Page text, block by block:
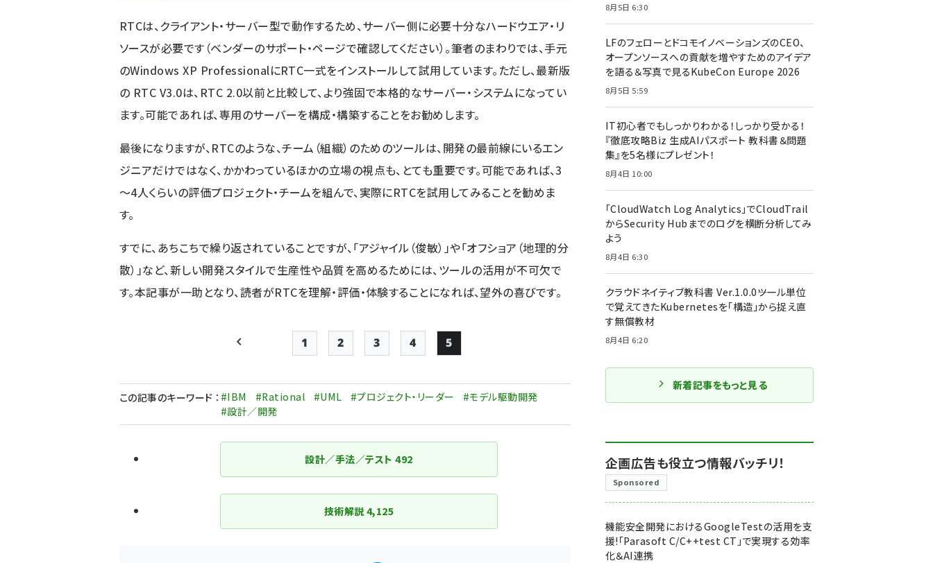
RTCは、クライアント・サーバー型で動作するため、サーバー側に必要十分なハードウエア・リ
ソースが必要です（ベンダーのサポート・ページで確認してください）。筆者のまわりでは、手元
のWindows XP ProfessionalにRTC一式をインストールして試用しています。ただし、最新版
の RTC V3.0は、RTC 2.0以前と比較して、より強固で本格的なサーバー・システムになってい
ます。可能であれば、専用のサーバーを構成・構築することをお勧めします。
最後になりますが、RTCのような、チーム（組織）のためのツールは、開発の最前線にいるエン
ジニアだけではなく、かかわっているほかの立場の視点も、とても重要です。可能であれば、3
～4人くらいの評価プロジェクト・チームを組んで、実際にRTCを試用してみることを勧めま
す。
すでに、あちこちで繰り返されていることですが、「アジャイル（俊敏）」や「オフショア（地理的分
散）」など、新しい開発スタイルで生産性や品質を高めるためには、ツールの活用が不可欠で
す。本記事が一助となり、読者がRTCを理解・評価・体験することになれば、望外の喜びです。
ペー
ジ
り
Page
1
Page
2
Page
3
Page
4
Page
5
この記事のキーワード ： #IBM #Rational #UML #プロジェクト・リーダー
#モデル駆動開発
#設計／開発
設計／手法／テスト492
技術解説 4,125
8月5日 6:30
LFのフェローとドコモイノベーションズのCEO、
オープンソースへの貢献を増やすためのアイデア
を語る＆写真で見るKubeCon Europe 2026
8月5日 5:59
IT初心者でもしっかりわかる！しっかり受かる！
『徹底攻略Biz 生成AIパスポート 教科書＆問題
集』を5名様にプレゼント！
8月4日 10:00
「CloudWatch Log Analytics」でCloudTrail
からSecurity Hubまでのログを横断分析してみ
よう
8月4日 6:30
クラウドネイティブ教科書 Ver.1.0.0――ツール単位
で覚えてきたKubernetesを「構造」から捉え直
す無償教材
8月4日 6:20
新着記事をもっと見る
企画広告も役立つ情報バッチリ！
Sponsored
機能安全開発におけるGoogleTestの活用を支
援!「Parasoft C/C++test CT」で実現する効率
化＆AI連携